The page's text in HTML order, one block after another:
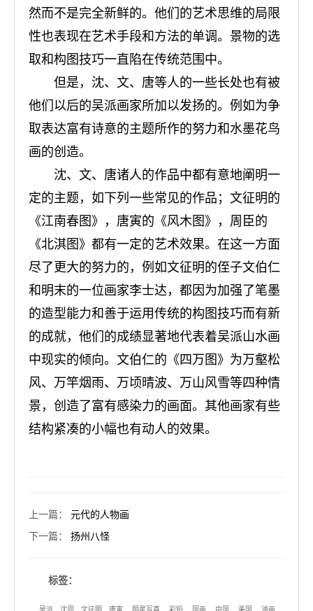
然而不是完全新鲜的。他们的艺术思维的局限
性也表现在艺术手段和方法的单调。景物的选
取和构图技巧一直陷在传统范围中。
但是，沈、文、唐等人的一些长处也有被
他们以后的吴派画家所加以发扬的。例如为争
取表达富有诗意的主题所作的努力和水墨花鸟
画的创造。
沈、文、唐诸人的作品中都有意地阐明一
定的主题，如下列一些常见的作品；文征明的
《江南春图》，唐寅的《风木图》，周臣的
《北淇图》都有一定的艺术效果。在这一方面
尽了更大的努力的，例如文征明的侄子文伯仁
和明末的一位画家李士达，都因为加强了笔墨
的造型能力和善于运用传统的构图技巧而有新
的成就，他们的成绩显著地代表着吴派山水画
中现实的倾向。文伯仁的《四万图》为万壑松
风、万竿烟雨、万顷晴波、万山风雪等四种情
景，创造了富有感染力的画面。其他画家有些
结构紧凑的小幅也有动人的效果。
上一篇： 元代的人物画
下一篇： 扬州八怪
标签：
吴派 沈周 文征明 唐寅 明星写真 彩铅 国画 中国 美国 油画